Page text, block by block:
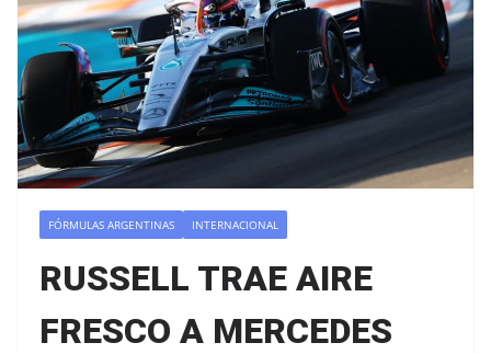
FÓRMULAS ARGENTINAS INTERNACIONAL
RUSSELL TRAE AIRE
FRESCO A MERCEDES